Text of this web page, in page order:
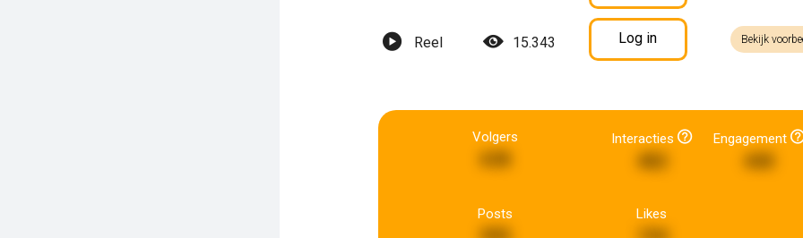
Reel 15.343 Log in Bekijk
Volgers Interacties
482
Engagement
440
Posts Likes